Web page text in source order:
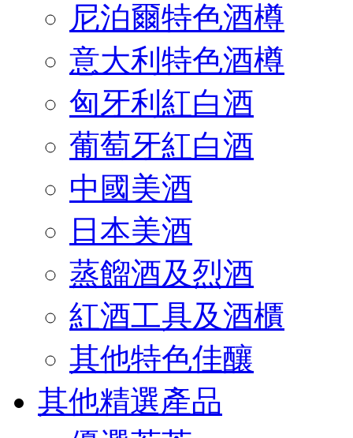
尼泊爾特色酒樽
意大利特色酒樽
匈牙利紅白酒
葡萄牙紅白酒
中國美酒
日本美酒
蒸餾酒及烈酒
紅酒工具及酒櫃
其他特色佳釀
其他精選產品